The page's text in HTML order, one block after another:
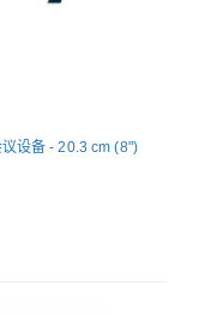
设备 - 20.3 cm (8")